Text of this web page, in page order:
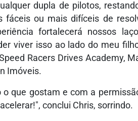
dupla de pilotos,
fáceis ou mais difíceis de
fortalecerá nossos
viver isso ao lado do meu
Racers Drives Academy,
Imóveis.
o que gostam e com a
conclui Chris, sorrindo.